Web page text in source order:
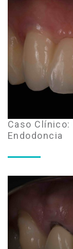
Caso Clínico:
Endodoncia